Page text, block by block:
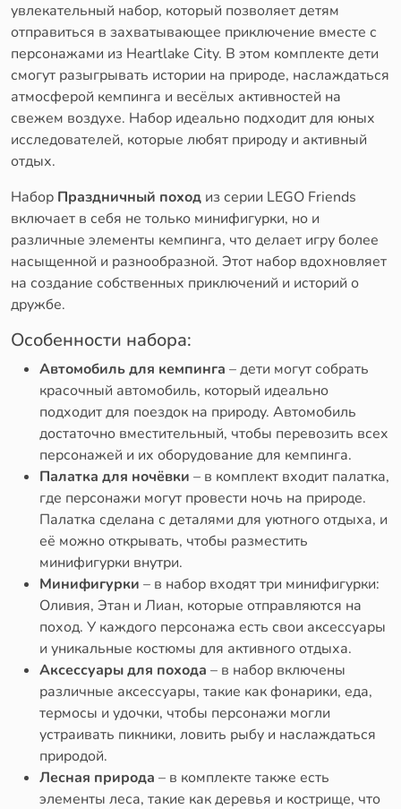
увлекательный набор, который позволяет детям
отправиться в захватывающее приключение вместе с
персонажами из Heartlake City. В этом комплекте дети
смогут разыгрывать истории на природе, наслаждаться
атмосферой кемпинга и весёлых активностей на
свежем воздухе. Набор идеально подходит для юных
исследователей, которые любят природу и активный
отдых.
Набор Праздничный поход из серии LEGO Friends
включает в себя не только минифигурки, но и
различные элементы кемпинга, что делает игру более
насыщенной и разнообразной. Этот набор вдохновляет
на создание собственных приключений и историй о
дружбе.
Особенности набора:
Автомобиль для кемпинга – дети могут собрать
красочный автомобиль, который идеально
подходит для поездок на природу. Автомобиль
достаточно вместительный, чтобы перевозить всех
персонажей и их оборудование для кемпинга.
Палатка для ночёвки – в комплект входит палатка,
где персонажи могут провести ночь на природе.
Палатка сделана с деталями для уютного отдыха, и
её можно открывать, чтобы разместить
минифигурки внутри.
Минифигурки – в набор входят три минифигурки:
Оливия, Этан и Лиан, которые отправляются на
поход. У каждого персонажа есть свои аксессуары
и уникальные костюмы для активного отдыха.
Аксессуары для похода – в набор включены
различные аксессуары, такие как фонарики, еда,
термосы и удочки, чтобы персонажи могли
устраивать пикники, ловить рыбу и наслаждаться
природой.
Лесная природа – в комплекте также есть
элементы леса, такие как деревья и кострище, что